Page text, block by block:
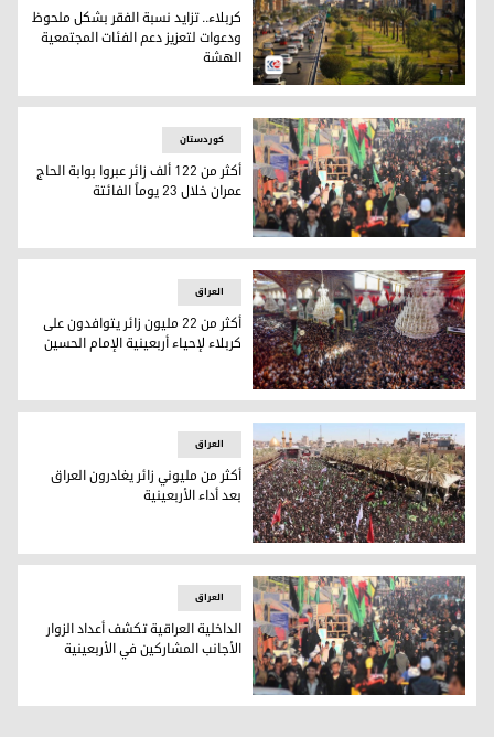
كربلاء.. تزايد نسبة الفقر بشكل ملحوظ ودعوات لتعزيز دعم
كربلاء.. تزايد نسبة الفقر بشكل ملحوظ
ودعوات لتعزيز دعم الفئات المجتمعية
الهشة
زوار أربعينية الإمام الحسين
کوردستان
أكثر من 122 ألف زائر عبروا بوابة الحاج
عمران خلال 23 يوماً الفائتة
22 مليون زائر يحيون أربعينية الإمام الحسين في كربلاء، 6 أيلول/ سبتمبر 2023. © أسوشيتد برس
العراق
أكثر من 22 مليون زائر يتوافدون على
كربلاء لإحياء أربعينية الإمام الحسين
زوار كربلاء خلال إحياء الأربعينية (أرشيفية)
العراق
أكثر من مليوني زائر يغادرون العراق
بعد أداء الأربعينية
خلال وصول زوار أربعينية الحسين إلى العراق (أرشيفية)
العراق
الداخلية العراقية تكشف أعداد الزوار
الأجانب المشاركين في الأربعينية